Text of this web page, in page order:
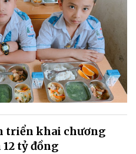
triển khai chương
tỷ đồng